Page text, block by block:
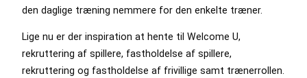
den daglige træning nemmere for den enkelte træner.
Lige nu er der inspiration at hente til Welcome U,
rekruttering af spillere, fastholdelse af spillere,
rekruttering og fastholdelse af frivillige samt trænerrollen.